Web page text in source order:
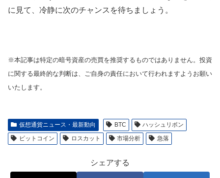
に見て、冷静に次のチャンスを待ちましょう。
※本記事は特定の暗号資産の売買を推奨するものではありません。投資
に関する最終的な判断は、ご自身の責任において行われますようお願い
いたします。
仮想通貨ニュース・最新動向 BTC
ハッシュリボン
ビットコイン
ロスカット 市場分析 急落
シェアする